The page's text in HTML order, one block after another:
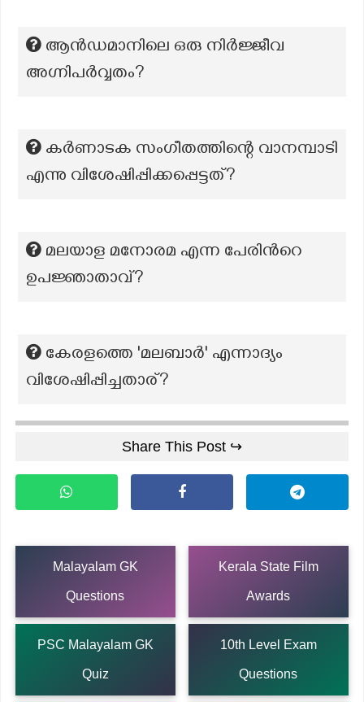
ആന്‍ഡമാനിലെ ഒരു നിര്‍ജ്ജീവ
അഗ്നിപര്‍വ്വതം?
കർണാടക സംഗീതത്തിന്റെ വാനമ്പാടി
എന്നു വിശേഷിപ്പിക്കപ്പെട്ടത്?
മലയാള മനോരമ എന്ന പേരിന്‍റെ
ഉപജ്ഞാതാവ്?
കേരളത്തെ 'മലബാര്‍' എന്നാദ്യം
വിശേഷിപ്പിച്ചതാര്?
Share This Post ↪
Malayalam GK
Questions
Kerala State Film
Awards
PSC Malayalam GK
Quiz
10th Level Exam
Questions